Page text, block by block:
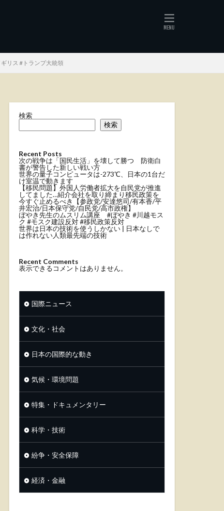
リス #トランプ大統領
検索
検索
Recent Posts
次の戦争は「国民生活」を壊して勝つ 防衛白
書が警告した新しい戦い方
世界の量子コンピュータは-273℃、日本の1台だ
け室温で動きます
【移民問題】外国人労働者拡大を自民党が推進
してました…紹介会社を取り締まり移民政策を
今すぐ止めるべき【参政党/安達悠司/有本香/平
井宏治/日本保守党/自民党/高市政権】
ぼやき先生のムスリム講座 #ぼやき #川越モス
ク #モスク建設反対 #移民政策反対
世界は日本の技術を使うしかない | 日本なしで
は作れない人類最先端の技術
Recent Comments
表示できるコメントはありません。
国際ニュース
文化・社会
日本の国際的な動き
気候・環境問題
特集・ドキュメンタリー
科学・技術
紛争・安全保障
経済・金融